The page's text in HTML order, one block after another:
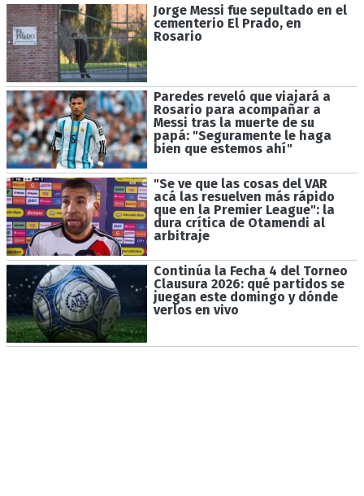
Jorge Messi fue sepultado en el
cementerio El Prado, en
Rosario
Paredes reveló que viajará a
Rosario para acompañar a
Messi tras la muerte de su
papá: "Seguramente le haga
bien que estemos ahí"
"Se ve que las cosas del VAR
acá las resuelven más rápido
que en la Premier League": la
dura crítica de Otamendi al
arbitraje
Continúa la Fecha 4 del Torneo
Clausura 2026: qué partidos se
juegan este domingo y dónde
verlos en vivo